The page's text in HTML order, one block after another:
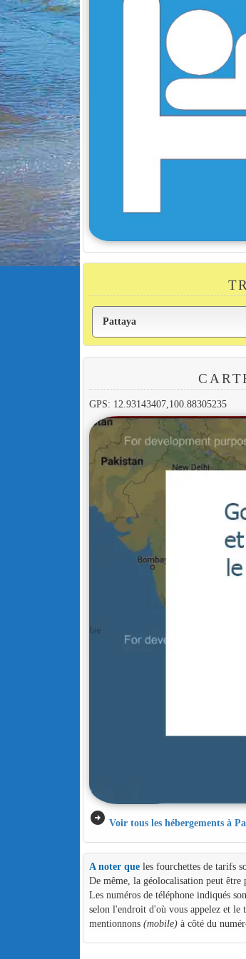
GPS: 12.93143407,100.88305235
arrow_circle_right Voir tous les hébergements à
A noter queles fourchettes de tarifs
De même, la géolocalisation peut être
Les numéros de téléphone indiqués
selon l'endroit d'où vous appelez et le
mentionnons (mobile)à côté du